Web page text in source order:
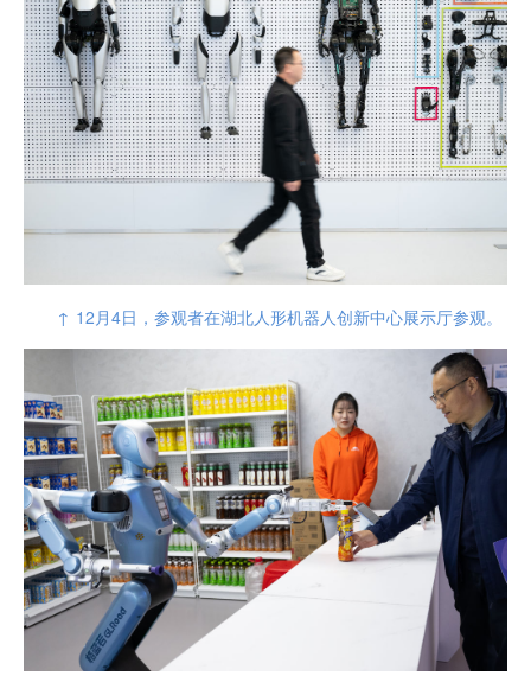
↑ 12月4日，参观者在湖北人形机器人创新中心展示厅参观。